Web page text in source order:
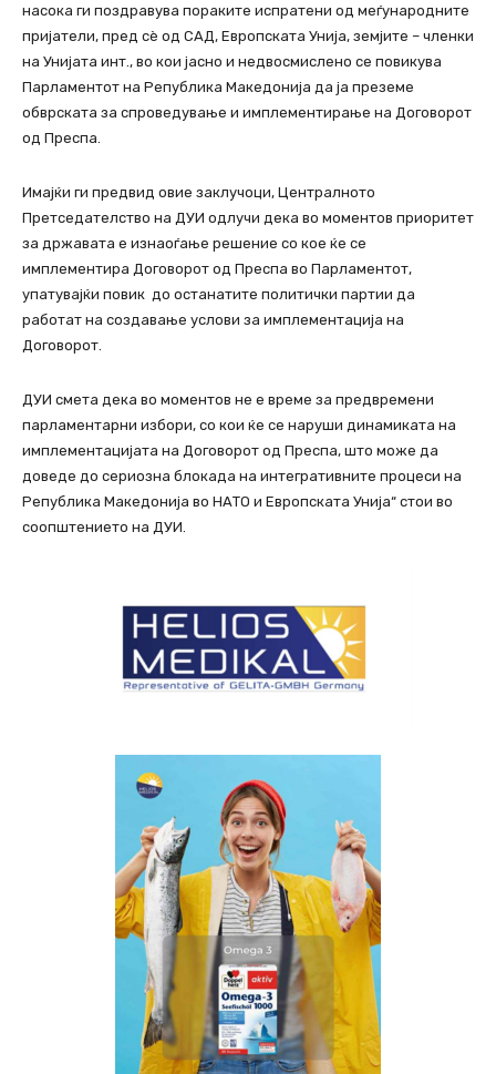
насока ги поздравува пораките испратени од меѓународните
пријатели, пред сè од САД, Европската Унија, земјите – членки
на Унијата инт., во кои јасно и недвосмислено се повикува
Парламентот на Република Македонија да ја преземе
обврската за спроведување и имплементирање на Договорот
од Преспа.
Имајќи ги предвид овие заклучоци, Централното
Претседателство на ДУИ одлучи дека во моментов приоритет
за државата е изнаоѓање решение со кое ќе се
имплементира Договорот од Преспа во Парламентот,
упатувајќи повик до останатите политички партии да
работат на создавање услови за имплементација на
Договорот.
ДУИ смета дека во моментов не е време за предвремени
парламентарни избори, со кои ќе се наруши динамиката на
имплементацијата на Договорот од Преспа, што може да
доведе до сериозна блокада на интегративните процеси на
Република Македонија во НАТО и Европската Унија“ стои во
соопштението на ДУИ.